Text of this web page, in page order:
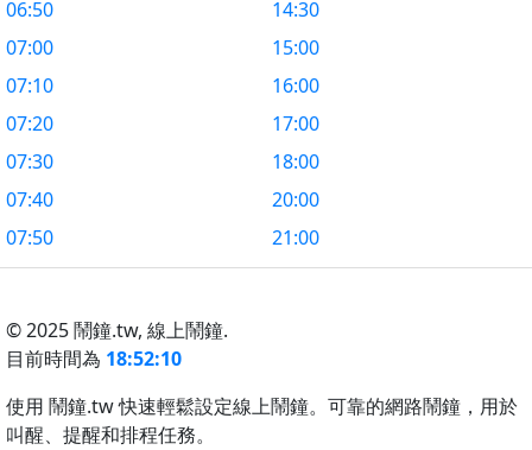
06:50
07:00
07:10
07:20
07:30
07:40
07:50
14:30
15:00
16:00
17:00
18:00
20:00
21:00
© 2025 鬧鐘.tw, 線上鬧鐘.
目前時間為 18:52:10
使用 鬧鐘.tw 快速輕鬆設定線上鬧鐘。可靠的網路鬧鐘，用於
叫醒、提醒和排程任務。